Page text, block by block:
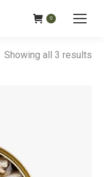
0
Showing all 3 results